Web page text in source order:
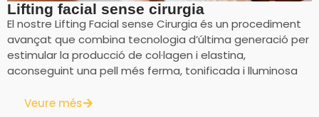
Lifting facial sense cirurgia
El nostre Lifting Facial sense Cirurgia és un procediment
avançat que combina tecnologia d’última generació per
estimular la producció de col·lagen i elastina,
aconseguint una pell més ferma, tonificada i lluminosa
Veure més